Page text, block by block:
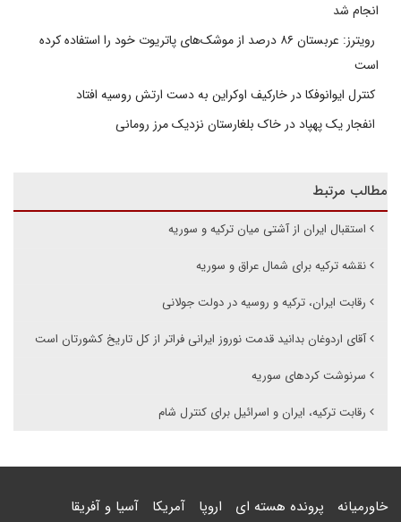
انجام شد
رویترز: عربستان ۸۶ درصد از موشک‌های پاتریوت خود را استفاده کرده
است
کنترل ایوانوفکا در خارکیف اوکراین به دست ارتش روسیه افتاد
انفجار یک پهپاد در خاک بلغارستان نزدیک مرز رومانی
مطالب مرتبط
استقبال ایران از آشتی میان ترکیه و سوریه
نقشه ترکیه برای شمال عراق و سوریه
رقابت ایران، ترکیه و روسیه در دولت جولانی
آقای اردوغان بدانید قدمت نوروز ایرانی فراتر از کل تاریخ کشورتان است
سرنوشت کردهای سوریه
رقابت ترکیه، ایران و اسرائیل برای کنترل شام
خاورمیانه پرونده هسته ای اروپا آمریکا آسیا و آفریقا